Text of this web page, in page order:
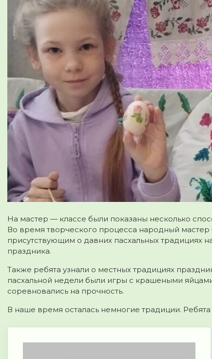
На мастер — классе были показаны несколько
Во время творческого процесса народный
присутствующим о давних пасхальных традициях
праздника.
Также ребята узнали о местных традициях
пасхальной недели были игры с крашеными
соревновались на прочность.
В наше время осталась немногие традиции.